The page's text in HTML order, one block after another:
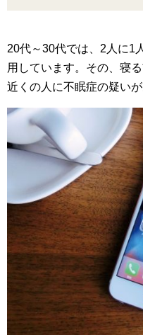
20代～30代では、2人に1
用しています。その、寝
近くの人に不眠症の疑いが